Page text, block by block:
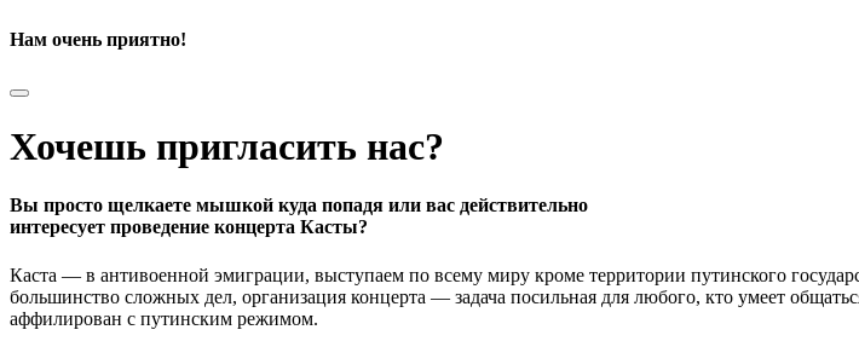
Нам очень приятно!
Хочешь пригласить нас?
Вы просто щелкаете мышкой куда попадя или вас действительно
интересует проведение концерта Касты?
Каста — в антивоенной эмиграции, выступаем по всему миру кроме территории путинского
большинство сложных дел, организация концерта — задача посильная для любого, кто умеет
аффилирован с путинским режимом.